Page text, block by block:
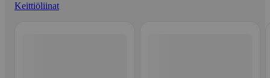
Keittiöliinat